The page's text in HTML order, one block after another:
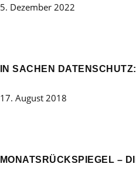
5. Dezember 2022
IN SACHEN
17. August 2018
MONATSRÜCKSPIEGEL –